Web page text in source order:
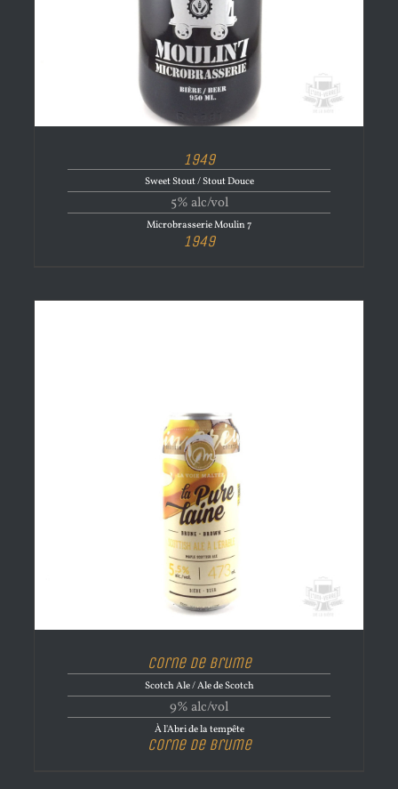
1949
Sweet Stout / Stout Douce
5% alc/vol
Microbrasserie Moulin 7
1949
Corne de brume
Scotch Ale / Ale de Scotch
9% alc/vol
À l'Abri de la tempête
Corne de brume